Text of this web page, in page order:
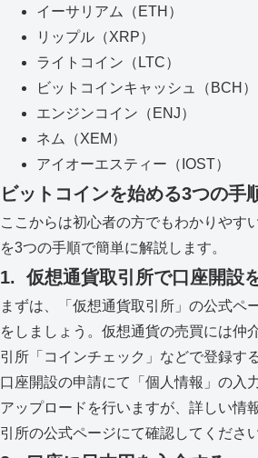
イーサリアム（ETH）
リップル（XRP）
ライトコイン（LTC）
ビットコインキャッシュ（BCH）
エンジンコイン（ENJ）
ネム（XEM）
アイオーエスティー（IOST）
ビットコインを始める3つの手
ここからは初心者の方でもわかりやす
を3つの手順で簡単に解説します。
1. 仮想通貨取引所で口座開設
まずは、「仮想通貨取引所」の公式ペ
をしましょう。仮想通貨の売買には仲
引所「コインチェック」などで登録す
口座開設の申請にて「個人情報」の入
アップロードを行いますが、詳しい情
引所の公式ページにて確認してください